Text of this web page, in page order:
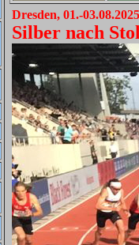
Dresden, 01.-03.08.2025
Silber nach